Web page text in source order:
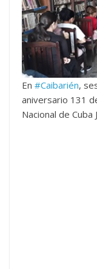
En #Caibarién,
aniversario 131
Nacional de